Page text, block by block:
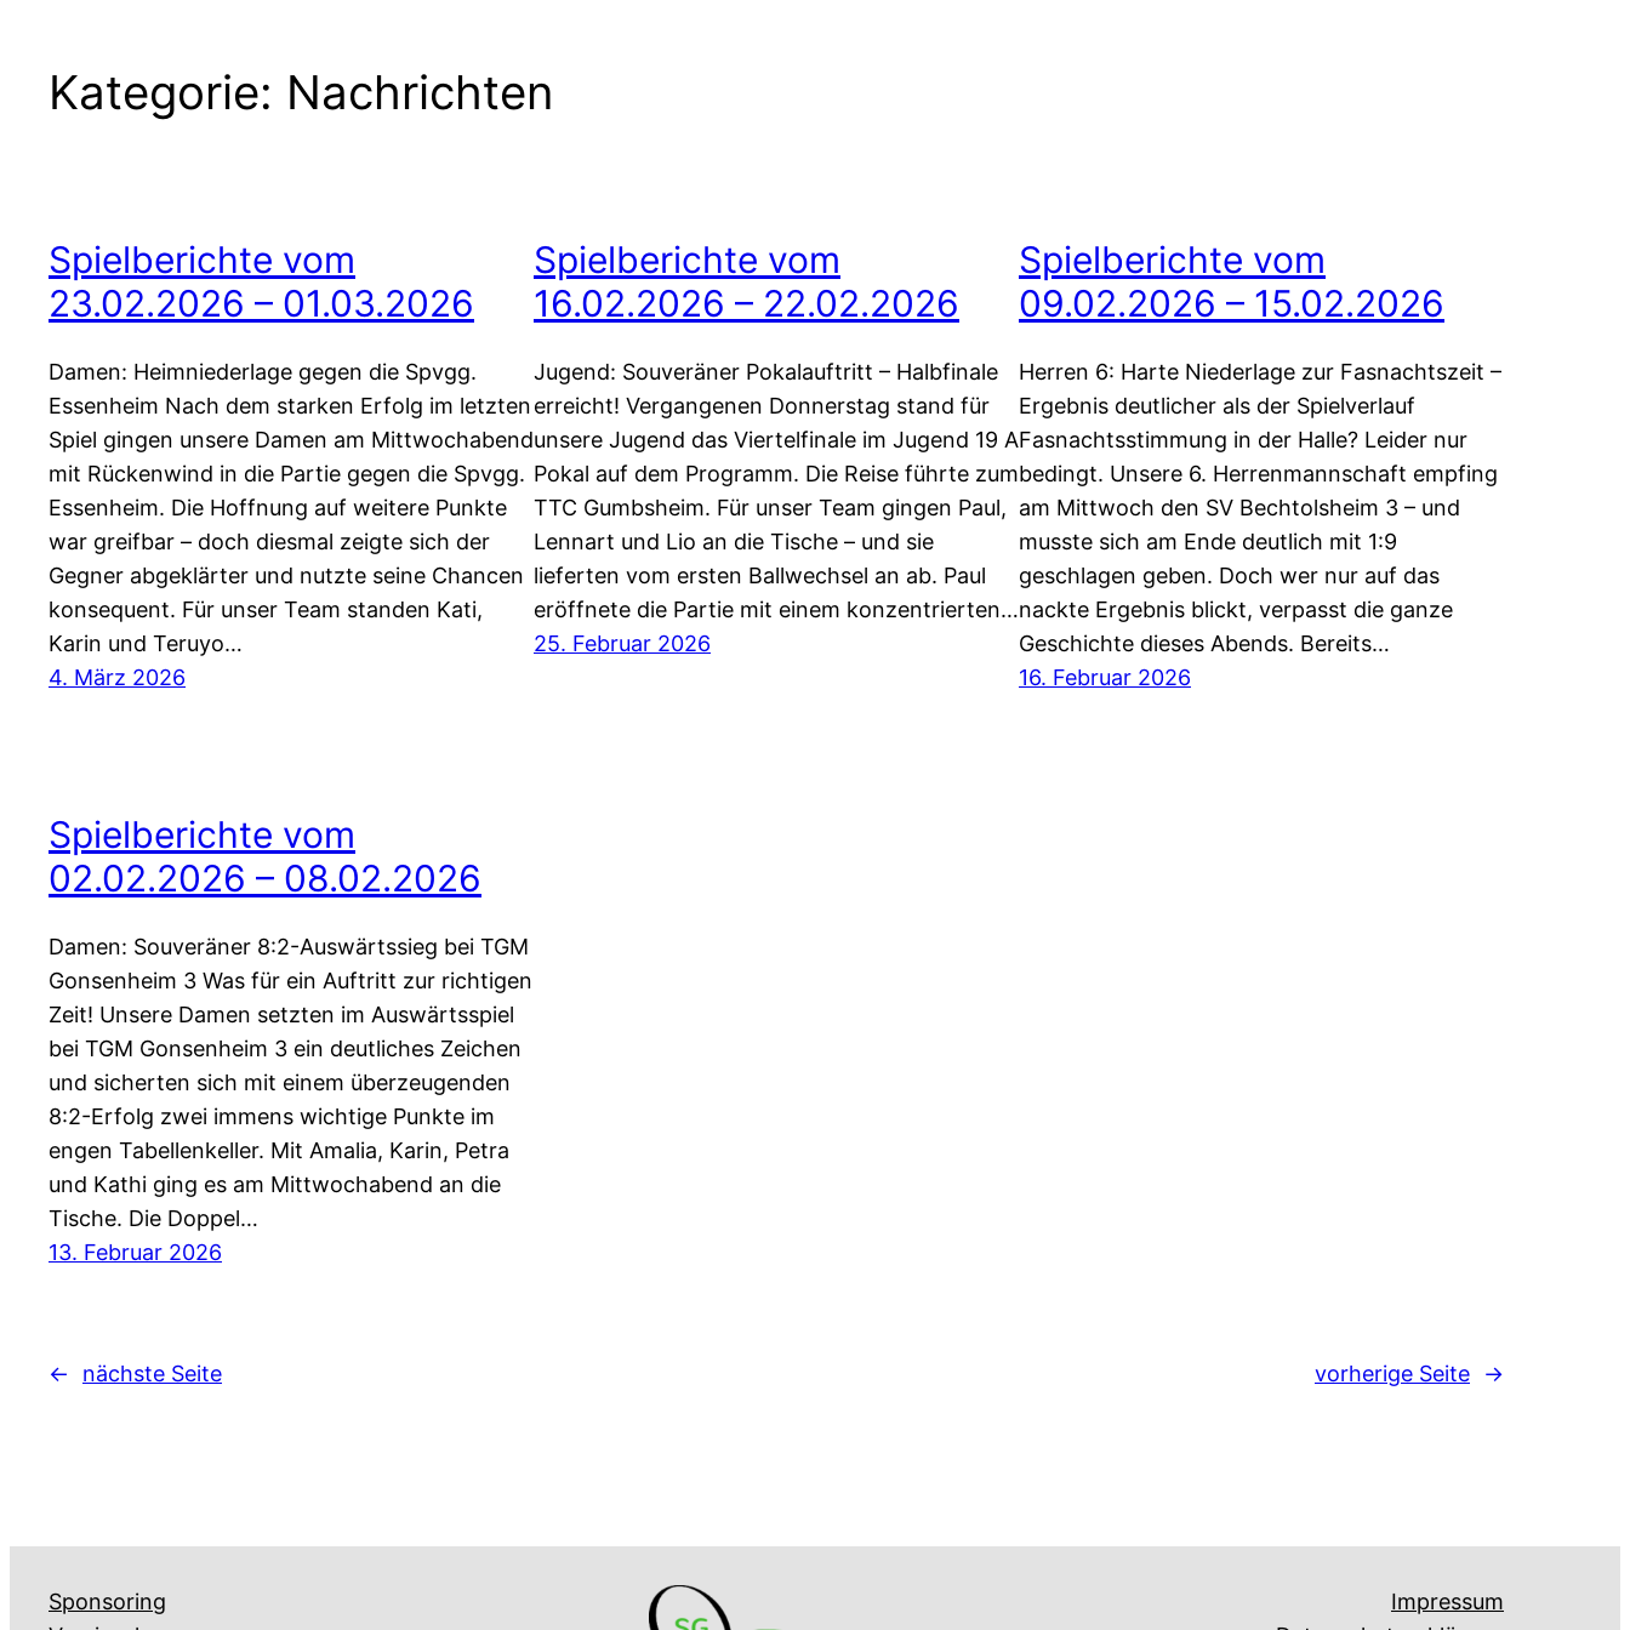
Kategorie: Nachrichten
Spielberichte vom
23.02.2026 – 01.03.2026
Damen: Heimniederlage gegen die Spvgg.
Essenheim Nach dem starken Erfolg im letzten
Spiel gingen unsere Damen am Mittwochabend
mit Rückenwind in die Partie gegen die Spvgg.
Essenheim. Die Hoffnung auf weitere Punkte
war greifbar – doch diesmal zeigte sich der
Gegner abgeklärter und nutzte seine Chancen
konsequent. Für unser Team standen Kati,
Karin und Teruyo…
4. März 2026
Spielberichte vom
16.02.2026 – 22.02.2026
Jugend: Souveräner Pokalauftritt – Halbfinale
erreicht! Vergangenen Donnerstag stand für
unsere Jugend das Viertelfinale im Jugend 19 A
Pokal auf dem Programm. Die Reise führte zum
TTC Gumbsheim. Für unser Team gingen Paul,
Lennart und Lio an die Tische – und sie
lieferten vom ersten Ballwechsel an ab. Paul
eröffnete die Partie mit einem konzentrierten…
25. Februar 2026
Spielberichte vom
09.02.2026 – 15.02.2026
Herren 6: Harte Niederlage zur Fasnachtszeit –
Ergebnis deutlicher als der Spielverlauf
Fasnachtsstimmung in der Halle? Leider nur
bedingt. Unsere 6. Herrenmannschaft empfing
am Mittwoch den SV Bechtolsheim 3 – und
musste sich am Ende deutlich mit 1:9
geschlagen geben. Doch wer nur auf das
nackte Ergebnis blickt, verpasst die ganze
Geschichte dieses Abends. Bereits…
16. Februar 2026
Spielberichte vom
02.02.2026 – 08.02.2026
Damen: Souveräner 8:2-Auswärtssieg bei TGM
Gonsenheim 3 Was für ein Auftritt zur richtigen
Zeit! Unsere Damen setzten im Auswärtsspiel
bei TGM Gonsenheim 3 ein deutliches Zeichen
und sicherten sich mit einem überzeugenden
8:2-Erfolg zwei immens wichtige Punkte im
engen Tabellenkeller. Mit Amalia, Karin, Petra
und Kathi ging es am Mittwochabend an die
Tische. Die Doppel…
13. Februar 2026
← nächste Seite vorherige Seite →
Sponsoring
Impressum